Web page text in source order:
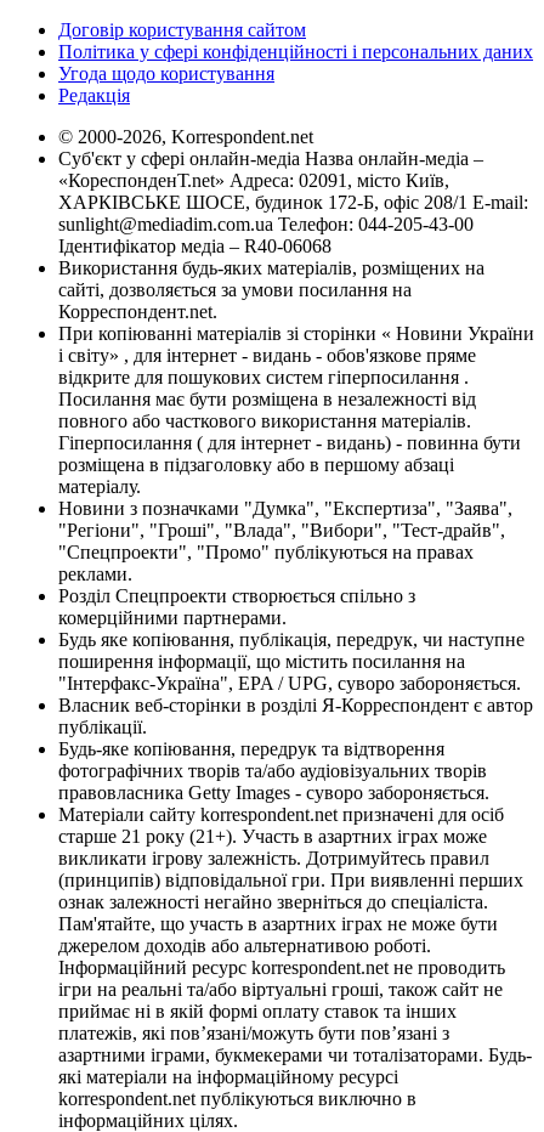
Договір користування сайтом
Політика у сфері конфіденційності і персональних даних
Угода щодо користування
Редакція
© 2000-2026, Korrespondent.net
Суб'єкт у сфері онлайн-медіа Назва онлайн-медіа –
«КореспонденТ.net» Адреса: 02091, місто Київ,
ХАРКІВСЬКЕ ШОСЕ, будинок 172-Б, офіс 208/1 E-mail:
sunlight@mediadim.com.ua Телефон: 044-205-43-00
Ідентифікатор медіа – R40-06068
Використання будь-яких матеріалів, розміщених на
сайті, дозволяється за умови посилання на
Корреспондент.net.
При копіюванні матеріалів зі сторінки « Новини України
і світу» , для інтернет - видань - обов'язкове пряме
відкрите для пошукових систем гіперпосилання .
Посилання має бути розміщена в незалежності від
повного або часткового використання матеріалів.
Гіперпосилання ( для інтернет - видань) - повинна бути
розміщена в підзаголовку або в першому абзаці
матеріалу.
Новини з позначками "Думка", "Експертиза", "Заява",
"Регіони", "Гроші", "Влада", "Вибори", "Тест-драйв",
"Спецпроекти", "Промо" публікуються на правах
реклами.
Розділ Спецпроекти створюється спільно з
комерційними партнерами.
Будь яке копіювання, публікація, передрук, чи наступне
поширення інформації, що містить посилання на
"Інтерфакс-Україна", EPA / UPG, суворо забороняється.
Власник веб-сторінки в розділі Я-Корреспондент є автор
публікації.
Будь-яке копіювання, передрук та відтворення
фотографічних творів та/або аудіовізуальних творів
правовласника Getty Images - суворо забороняється.
Матеріали сайту korrespondent.net призначені для осіб
старше 21 року (21+). Участь в азартних іграх може
викликати ігрову залежність. Дотримуйтесь правил
(принципів) відповідальної гри. При виявленні перших
ознак залежності негайно зверніться до спеціаліста.
Пам'ятайте, що участь в азартних іграх не може бути
джерелом доходів або альтернативою роботі.
Інформаційний ресурс korrespondent.net не проводить
ігри на реальні та/або віртуальні гроші, також сайт не
приймає ні в якій формі оплату ставок та інших
платежів, які пов’язані/можуть бути пов’язані з
азартними іграми, букмекерами чи тоталізаторами. Будь-
які матеріали на інформаційному ресурсі
korrespondent.net публікуються виключно в
інформаційних цілях.